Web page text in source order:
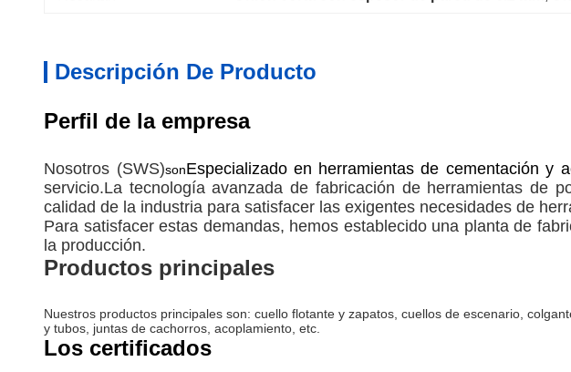
Descripción De Producto
Perfil de la empresa
Nosotros (SWS)sonEspecializado en herramientas de cementación y
servicio.La tecnología avanzada de fabricación de herramientas de
calidad de la industria para satisfacer las exigentes necesidades de
Para satisfacer estas demandas, hemos establecido una planta de
la producción.
Productos principales
Nuestros productos principales son: cuello flotante y zapatos, cuellos de escenario,
y tubos, juntas de cachorros, acoplamiento, etc.
Los certificados